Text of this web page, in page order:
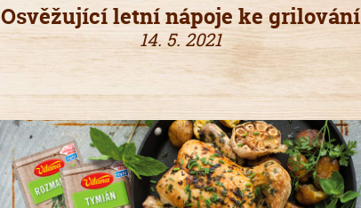
Osvěžující letní nápoje ke grilování
14. 5. 2021